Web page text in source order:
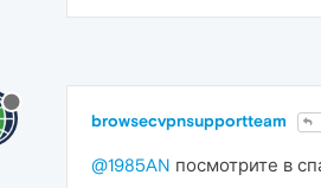
browsecvpnsupportteam
@1985AN посмотрите в